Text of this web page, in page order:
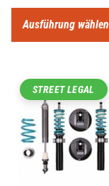
Ausführung wählen
STREET LEGAL